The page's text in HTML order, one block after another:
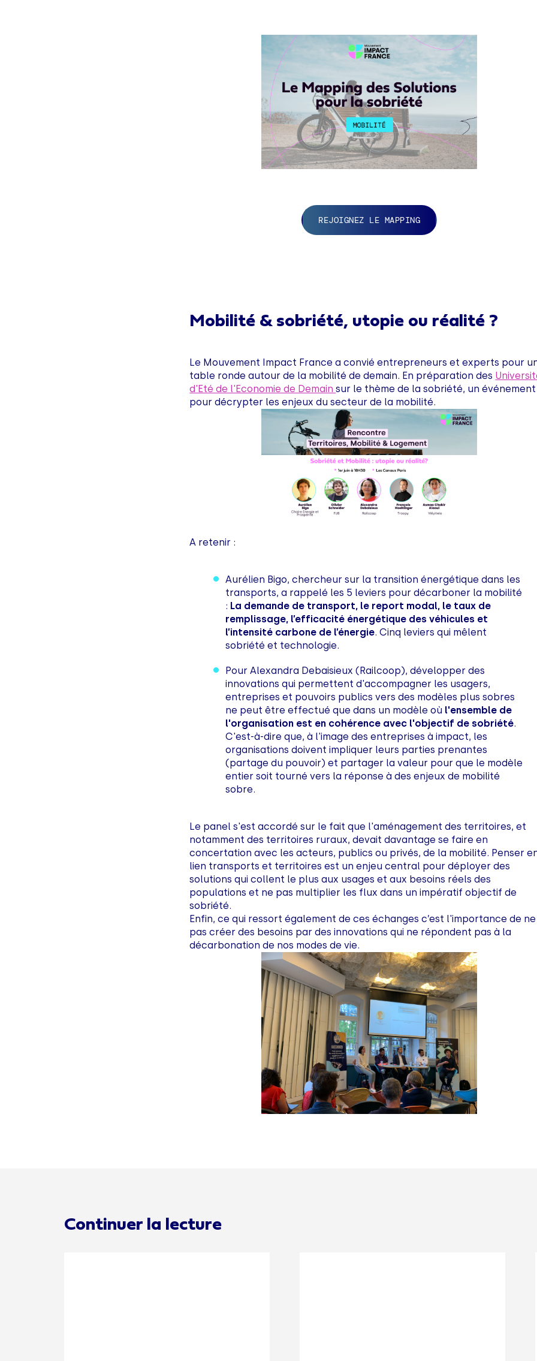
REJOIGNEZ LE MAPPING
Mobilité & sobriété, utopie ou réalité ?
Le Mouvement Impact France a convié entrepreneurs et experts pour
table ronde autour de la mobilité de demain. En préparation des
d'Eté de l'Economie de Demainsur le thème de la sobriété, un événement
pour décrypter les enjeux du secteur de la mobilité.
A retenir :
Aurélien Bigo, chercheur sur la transition énergétique dans les
transports, a rappelé les 5 leviers pour décarboner la mobilité
: La demande de transport, le report modal, le taux de
remplissage, l’efficacité énergétique des véhicules et
l’intensité carbone de l’énergie. Cinq leviers qui mêlent
sobriété et technologie.
Pour Alexandra Debaisieux (Railcoop), développer des
innovations qui permettent d'accompagner les usagers,
entreprises et pouvoirs publics vers des modèles plus sobres
ne peut être effectué que dans un modèle où l'ensemble de
l'organisation est en cohérence avec l'objectif de sobriété.
C'est-à-dire que, à l'image des entreprises à impact, les
organisations doivent impliquer leurs parties prenantes
(partage du pouvoir) et partager la valeur pour que le modèle
entier soit tourné vers la réponse à des enjeux de mobilité
sobre.
Le panel s'est accordé sur le fait que l'aménagement des territoires, et
notamment des territoires ruraux, devait davantage se faire en
concertation avec les acteurs, publics ou privés, de la mobilité. Penser
lien transports et territoires est un enjeu central pour déployer des
solutions qui collent le plus aux usages et aux besoins réels des
populations et ne pas multiplier les flux dans un impératif objectif de
sobriété.
Enfin, ce qui ressort également de ces échanges c’est l'importance de ne
pas créer des besoins par des innovations qui ne répondent pas à la
décarbonation de nos modes de vie.
Continuer la lecture